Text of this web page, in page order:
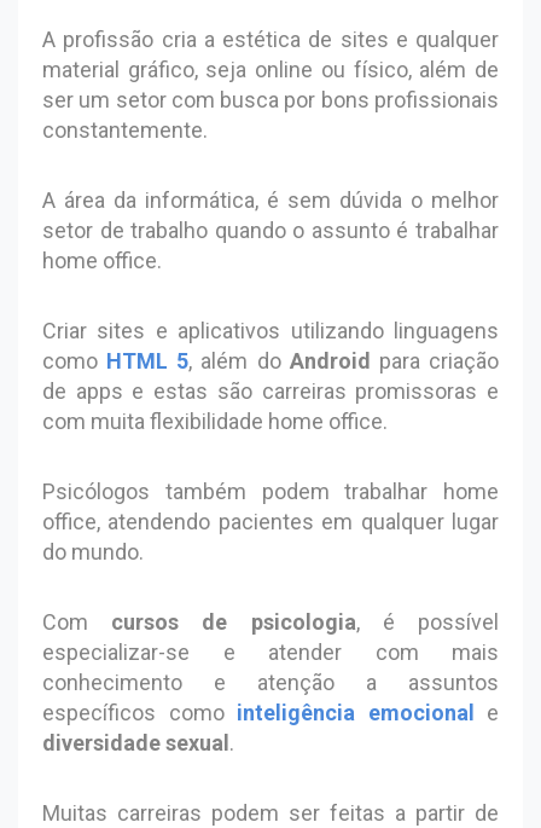
A profissão cria a estética de sites e qualquer
material gráfico, seja online ou físico, além de
ser um setor com busca por bons profissionais
constantemente.
A área da informática, é sem dúvida o melhor
setor de trabalho quando o assunto é trabalhar
home office.
Criar sites e aplicativos utilizando linguagens
como HTML 5, além do Android para criação
de apps e estas são carreiras promissoras e
com muita flexibilidade home office.
Psicólogos também podem trabalhar home
office, atendendo pacientes em qualquer lugar
do mundo.
Com cursos de psicologia, é possível
especializar-se e atender com mais
conhecimento e atenção a assuntos
específicos como inteligência emocional
e
diversidade sexual .
Muitas carreiras podem ser feitas a partir de